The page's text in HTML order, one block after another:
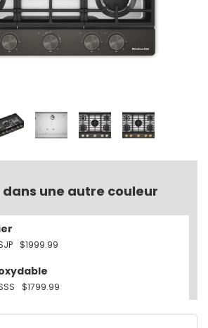
dans une autre couleur
$1999.99
$1799.99